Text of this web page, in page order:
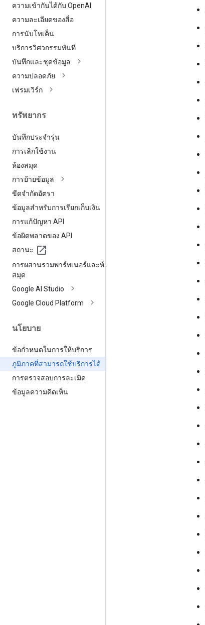
ความเข้ากันได้กับ OpenAI
ความละเอียดของสื่อ
การนับโทเค็น
บริการวิศวกรรมทันที
บันทึกและชุดข้อมูล
ความปลอดภัย
เฟรมเวิร์ก
ทรัพยากร
บันทึกประจำรุ่น
การเลิกใช้งาน
ห้องสมุด
การย้ายข้อมูล
ขีดจำกัดอัตรา
ข้อมูลสำหรับการเรียกเก็บเงิน
การแก้ปัญหา API
ข้อผิดพลาดของ API
สถานะ
การผสานรวมพาร์ทเนอร์และห้อง
สมุด
Google AI Studio
Google Cloud Platform
นโยบาย
ข้อกำหนดในการให้บริการ
ภูมิภาคที่สามารถใช้บริการได้
การตรวจสอบการละเมิด
ข้อมูลความคิดเห็น